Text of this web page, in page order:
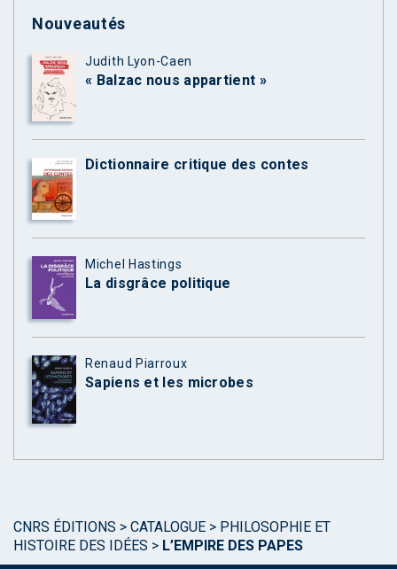
Nouveautés
Judith Lyon-Caen
« Balzac nous appartient »
Dictionnaire critique des contes
Michel Hastings
La disgrâce politique
Renaud Piarroux
Sapiens et les microbes
CNRS ÉDITIONS > CATALOGUE > PHILOSOPHIE ET
HISTOIRE DES IDÉES > L’EMPIRE DES PAPES